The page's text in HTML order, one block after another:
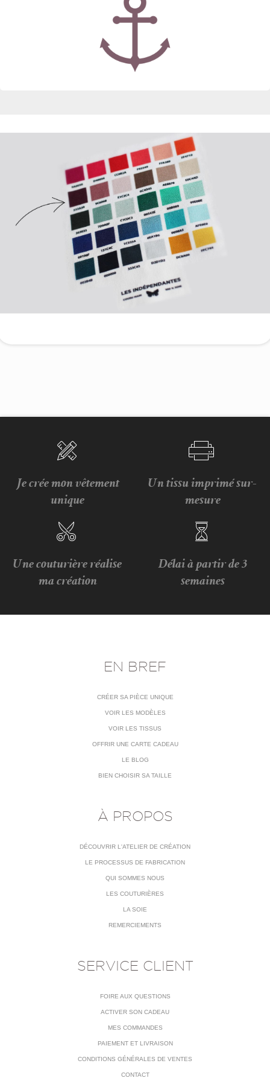
Je crée mon vêtement
unique
Un tissu imprimé sur-
mesure
Une couturière réalise
ma création
Délai à partir de 3
semaines
EN BREF
CRÉER SA PIÈCE UNIQUE
VOIR LES MODÈLES
VOIR LES TISSUS
OFFRIR UNE CARTE CADEAU
LE BLOG
BIEN CHOISIR SA TAILLE
À PROPOS
DÉCOUVRIR L'ATELIER DE CRÉATION
LE PROCESSUS DE FABRICATION
QUI SOMMES NOUS
LES COUTURIÈRES
LA SOIE
REMERCIEMENTS
SERVICE CLIENT
FOIRE AUX QUESTIONS
ACTIVER SON CADEAU
MES COMMANDES
PAIEMENT ET LIVRAISON
CONDITIONS GÉNÉRALES DE VENTES
CONTACT